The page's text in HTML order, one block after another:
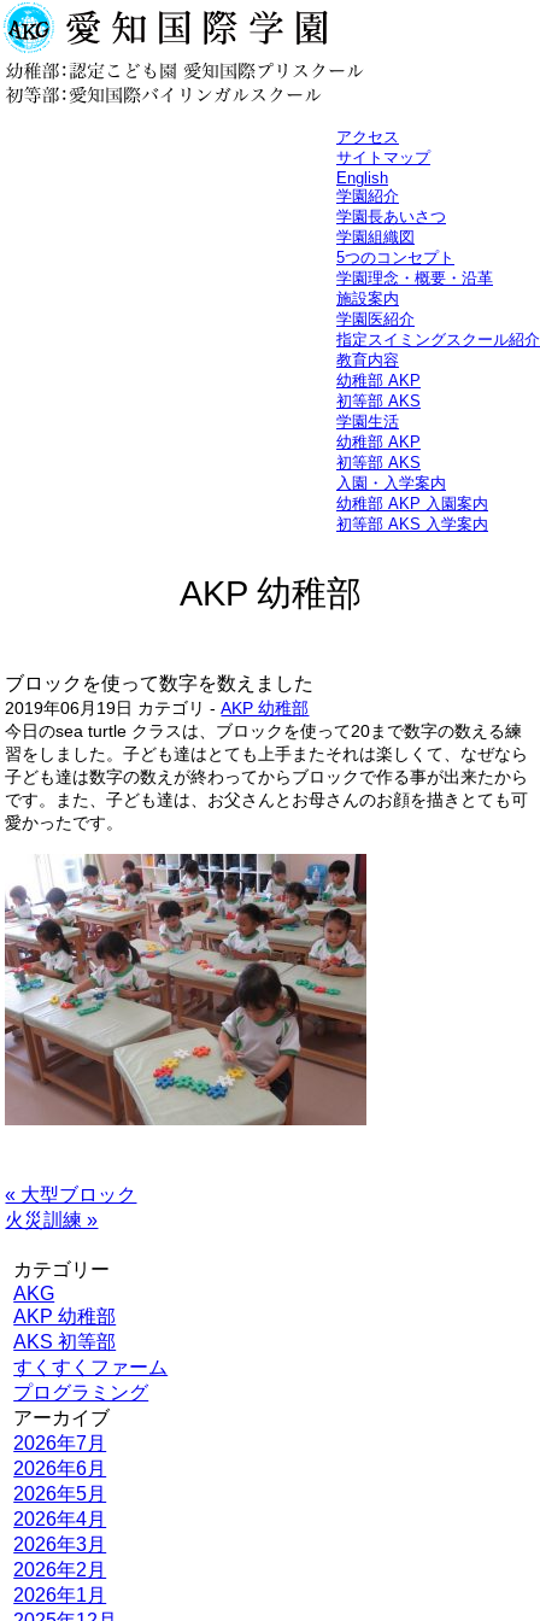
アクセス
サイトマップ
English
学園紹介
学園長あいさつ
学園組織図
5つのコンセプト
学園理念・概要・沿革
施設案内
学園医紹介
指定スイミングスクール紹介
教育内容
幼稚部 AKP
初等部 AKS
学園生活
幼稚部 AKP
初等部 AKS
入園・入学案内
幼稚部 AKP 入園案内
初等部 AKS 入学案内
AKP 幼稚部
ブロックを使って数字を数えました
2019年06月19日 カテゴリ -AKP 幼稚部
今日のsea turtle クラスは、ブロックを使って20まで数字の数える練
習をしました。子ども達はとても上手またそれは楽しくて、なぜなら
子ども達は数字の数えが終わってからブロックで作る事が出来たから
です。また、子ども達は、お父さんとお母さんのお顔を描きとても可
愛かったです。
« 大型ブロック
火災訓練 »
カテゴリー
AKG
AKP 幼稚部
AKS 初等部
すくすくファーム
プログラミング
アーカイブ
2026年7月
2026年6月
2026年5月
2026年4月
2026年3月
2026年2月
2026年1月